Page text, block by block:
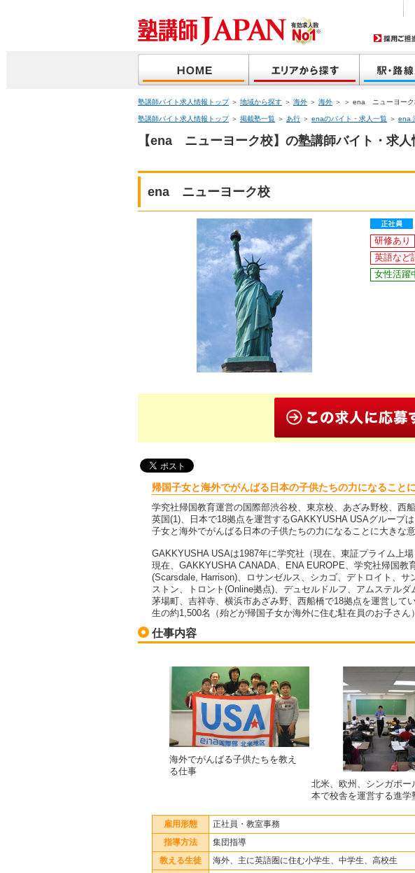
塾講師バイト求人情報トップ＞ 地域から探す ＞ 海外 ＞ 海外 ＞ ＞ ena ニューヨーク
塾講師バイト求人情報トップ＞ 掲載塾一覧 ＞ あ行 ＞ enaのバイト・求人一覧 ＞ ena
【ena ニューヨーク校】の塾講師バイト・求
ena ニューヨーク校
研修あり
英語など
女性活躍
帰国子女と海外でがんばる日本の子供たちの力になること
学究社帰国教育運営の国際部渋谷校、東京校、あざみ野校、西
英国(1)、日本で18拠点を運営するGAKKYUSHA USAグループ
子女と海外でがんばる日本の子供たちの力になることに大きな
GAKKYUSHA USAは1987年に学究社（現在、東証プライム上
現在、GAKKYUSHA CANADA、ENA EUROPE、学究社帰国教
(Scarsdale, Harrison)、ロサンゼルス、シカゴ、デトロイト、
ストン、トロント(Online拠点)、デュセルドルフ、アムステル
茅場町、吉祥寺、横浜市あざみ野、西船橋で18拠点を運営して
生の約1,500名（殆どが帰国子女か海外に住む駐在員のお子さん
仕事内容
海外でがんばる子供たちを教え
る仕事
北米、欧州、シンガポー
本で校舎を運営する進学
雇用形態 正社員・教室事務
指導方法 集団指導
教える生徒 海外、主に英語圏に住む小学生、中学生、高校生